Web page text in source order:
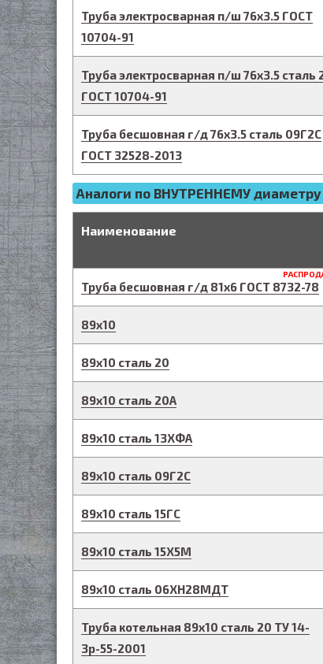
Труба электросварная п/ш 76х3.5 ГОСТ
10704-91
Труба электросварная п/ш 76х3.5 сталь
ГОСТ 10704-91
Труба бесшовная г/д76х3.5 сталь 09Г2С
ГОСТ 32528-2013
Аналоги по ВНУТРЕННЕМУ
Наименование
Труба бесшовная г/д 81х6 ГОСТ 8732-78
89х10
89х10 сталь 20
89х10 сталь 20А
89х10 сталь 13ХФА
89х10 сталь 09Г2С
89х10 сталь 15ГС
89х10 сталь 15Х5М
89х10 сталь 06ХН28МДТ
Труба котельная 89х10 сталь 20 ТУ 14-
3р-55-2001